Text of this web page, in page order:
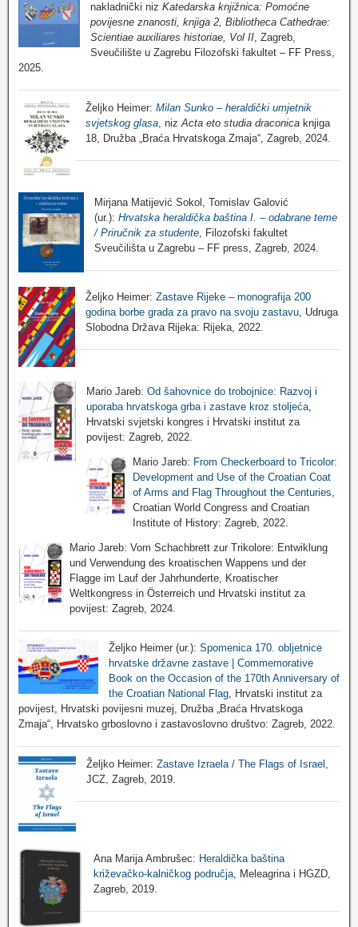
nakladnički niz Katedarska knjižnica: Pomoćne
povijesne znanosti, knjiga 2, Bibliotheca Cathedrae:
Scientiae auxiliares historiae, Vol II, Zagreb,
Sveučilište u Zagrebu Filozofski fakultet – FF Press,
2025.
Željko Heimer: Milan Sunko – heraldički umjetnik
svjetskog glasa , niz Acta eto studia draconica knjiga
18, Družba „Braća Hrvatskoga Zmaja“, Zagreb, 2024.
Mirjana Matijević Sokol, Tomislav Galović
(ur.): Hrvatska heraldička baština I. – odabrane teme
/ Priručnik za studente, Filozofski fakultet
Sveučilišta u Zagrebu – FF press, Zagreb, 2024.
Željko Heimer: Zastave Rijeke – monografija 200
godina borbe grada za pravo na svoju zastavu, Udruga
Slobodna Država Rijeka: Rijeka, 2022.
Mario Jareb: Od šahovnice do trobojnice: Razvoj i
uporaba hrvatskoga grba i zastave kroz stoljeća,
Hrvatski svjetski kongres i Hrvatski institut za
povijest: Zagreb, 2022.
Mario Jareb: From Checkerboard to Tricolor:
Development and Use of the Croatian Coat
of Arms and Flag Throughout the Centuries
Croatian World Congress and Croatian
Institute of History: Zagreb, 2022.
Mario Jareb: Vom Schachbrett zur Trikolore: Entwiklung
und Verwendung des kroatischen Wappens und der
Flagge im Lauf der Jahrhunderte, Kroatischer
Weltkongress in Österreich und Hrvatski institut za
povijest: Zagreb, 2024.
Željko Heimer (ur.): Spomenica 170. obljetnice
hrvatske državne zastave | Commemorative
Book on the Occasion of the 170th Anniversary of
the Croatian National Flag, Hrvatski institut za
povijest, Hrvatski povijesni muzej, Družba „Braća Hrvatskoga
Zmaja“, Hrvatsko grboslovno i zastavoslovno društvo: Zagreb, 2022.
Željko Heimer:Zastave Izraela / The Flags of Israel
JCZ, Zagreb, 2019.
Ana Marija Ambrušec: Heraldička baština
križevačko-kalničkog područja, Meleagrina i HGZD,
Zagreb, 2019.